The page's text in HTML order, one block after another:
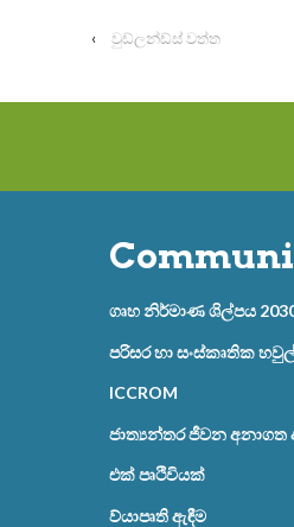
‹ වුඩ්ලන්ඩ්ස් වත්ත
ගෘහ නිර්මාණ ශිල්පය
පරිසර හා සංස්කෘතික
ICCROM
ජාත්‍යන්තර ජීවන
එක් පෘථිවියක්
ව්යාපෘති ඇඳීම